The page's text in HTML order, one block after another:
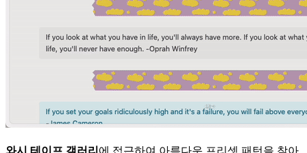
와시 테이프 갤러리 에 접근하여 아름다운 프리셋 패턴을 찾아